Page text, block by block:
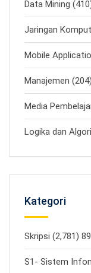
Data Mining
Jaringan
Mobile
Manajemen
Media
Logika dan
Kategori
Skripsi (2,781)
S1- Sistem